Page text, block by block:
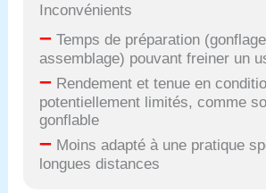
Inconvénients
– Temps de préparation
assemblage) pouvant freiner un
– Rendement et tenue en
potentiellement limités, comme
gonflable
– Moins adapté à une pratique
longues distances